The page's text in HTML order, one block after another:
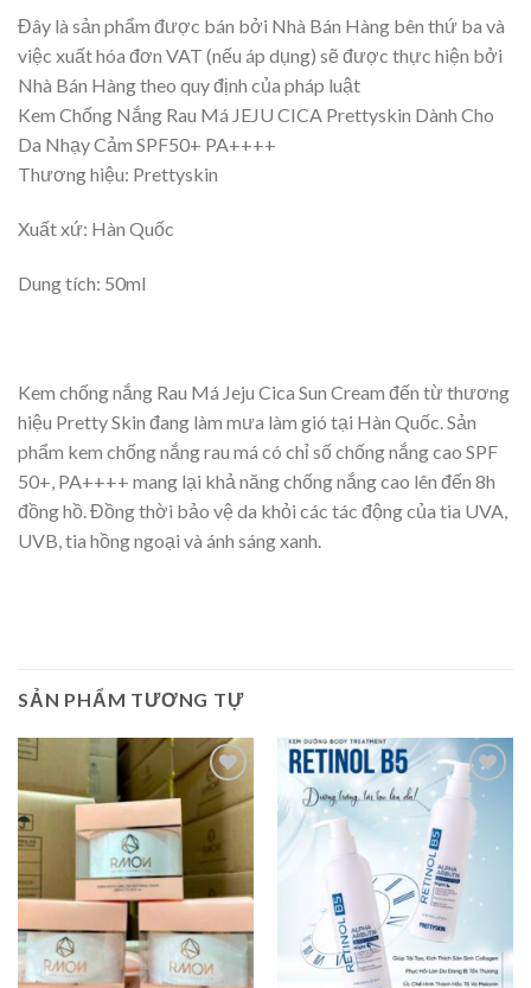
Đây là sản phẩm được bán bởi Nhà Bán Hàng bên thứ ba và
việc xuất hóa đơn VAT (nếu áp dụng) sẽ được thực hiện bởi
Nhà Bán Hàng theo quy định của pháp luật
Kem Chống Nắng Rau Má JEJU CICA Prettyskin Dành Cho
Da Nhạy Cảm SPF50+ PA++++
Thương hiệu: Prettyskin
Xuất xứ: Hàn Quốc
Dung tích: 50ml
Kem chống nắng Rau Má Jeju Cica Sun Cream đến từ thương
hiệu Pretty Skin đang làm mưa làm gió tại Hàn Quốc. Sản
phẩm kem chống nắng rau má có chỉ số chống nắng cao SPF
50+, PA++++ mang lại khả năng chống nắng cao lên đến 8h
đồng hồ. Đồng thời bảo vệ da khỏi các tác động của tia UVA,
UVB, tia hồng ngoại và ánh sáng xanh.
SẢN PHẨM TƯƠNG TỰ
wishlist
wishlist